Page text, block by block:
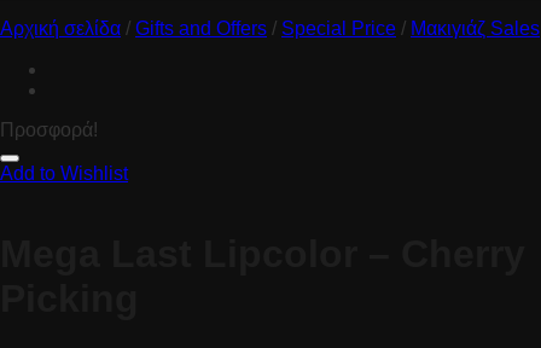
Αρχική σελίδα / Gifts and Offers / Special Price / Μακιγιάζ Sales
Προσφορά!
Add to Wishlist